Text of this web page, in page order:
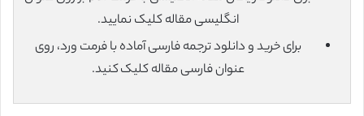
انگلیسی مقاله کلیک نمایید.
برای خرید و دانلود ترجمه فارسی آماده با فرمت ورد، روی
عنوان فارسی مقاله کلیک کنید.